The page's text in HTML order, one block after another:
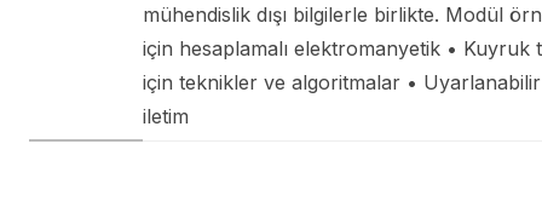
mühendislik dışı bilgilerle birlikte. Modül
için hesaplamalı elektromanyetik •
için teknikler ve algoritmalar •
iletim